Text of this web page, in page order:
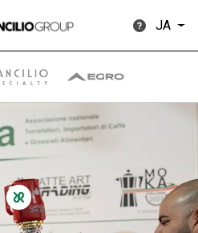
JA
ロード